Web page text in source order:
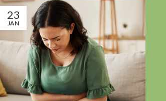
23
JAN